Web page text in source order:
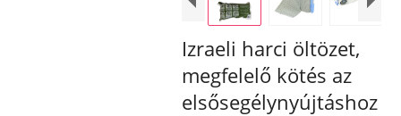
Izraeli harci öltözet,
megfelelő kötés az
elsősegélynyújtáshoz